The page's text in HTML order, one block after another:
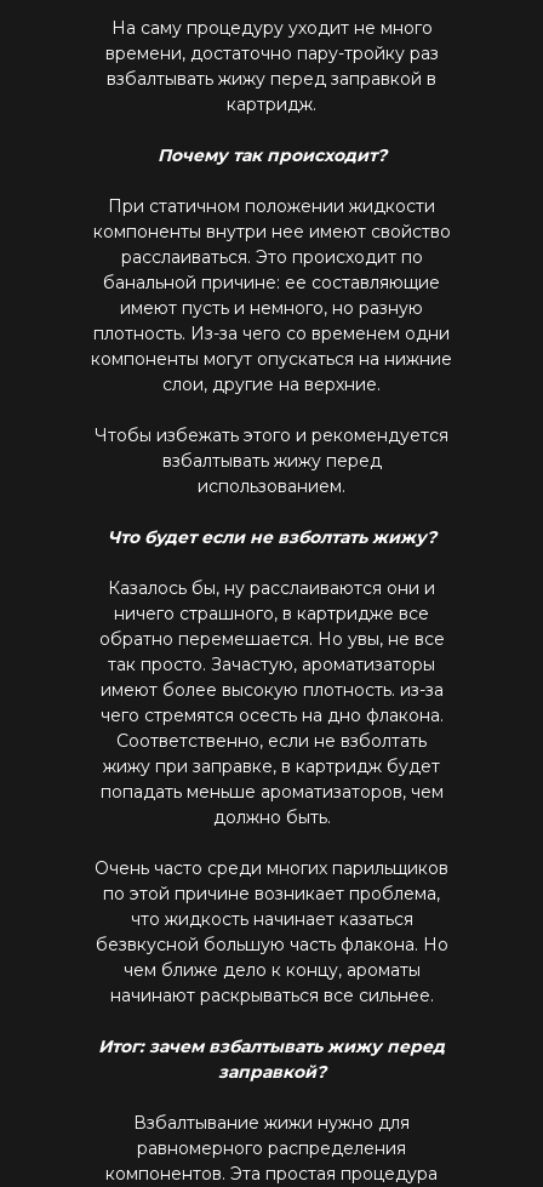
+375 (29) 126-36-01
cloudhouse56@gmail.com
На саму процедуру уходит не много
времени, достаточно пару-тройку раз
взбалтывать жижу перед заправкой в
картридж.
Почему так происходит?
При статичном положении жидкости
компоненты внутри нее имеют свойство
расслаиваться. Это происходит по
банальной причине: ее составляющие
имеют пусть и немного, но разную
плотность. Из-за чего со временем одни
компоненты могут опускаться на нижние
слои, другие на верхние.
Чтобы избежать этого и рекомендуется
взбалтывать жижу перед
использованием.
Что будет если не взболтать жижу?
Казалось бы, ну расслаиваются они и
ничего страшного, в картридже все
обратно перемешается. Но увы, не все
так просто. Зачастую, ароматизаторы
имеют более высокую плотность. из-за
чего стремятся осесть на дно флакона.
Соответственно, если не взболтать
жижу при заправке, в картридж будет
попадать меньше ароматизаторов, чем
должно быть.
Очень часто среди многих парильщиков
по этой причине возникает проблема,
что жидкость начинает казаться
безвкусной большую часть флакона. Но
чем ближе дело к концу, ароматы
начинают раскрываться все сильнее.
Итог: зачем взбалтывать жижу перед
заправкой?
Взбалтывание жижи нужно для
равномерного распределения
компонентов. Эта простая процедура